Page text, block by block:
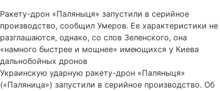
Ракету-дрон «Паляныця» запустили в серийное
производство, сообщил Умеров. Ее характеристики не
разглашаются, однако, со слов Зеленского, она
«намного быстрее и мощнее» имеющихся у Киева
дальнобойных дронов
Украинскую ударную ракету-дрон «Паляныця»
(«Паляница») запустили в серийное производство. Об